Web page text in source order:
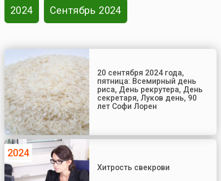
2024 Сентябрь 2024
20 сентября 2024 года,
пятница: Всемирный день
риса, День рекрутера, День
секретаря, Луков день, 90
лет Софи Лорен
2024
Хитрость свекрови